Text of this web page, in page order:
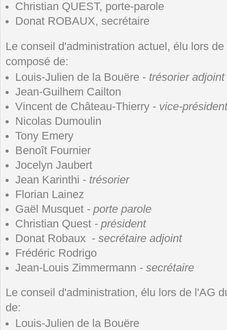
Christian QUEST, porte-parole
Donat ROBAUX, secrétaire
Le conseil d'administration actuel, élu lors
composé de:
Louis-Julien de la Bouëre - trésorier adjoint
Jean-Guilhem Cailton
Vincent de Château-Thierry - vice-
Nicolas Dumoulin
Tony Emery
Benoît Fournier
Jocelyn Jaubert
Jean Karinthi - trésorier
Florian Lainez
Gaël Musquet - porte parole
Christian Quest - président
Donat Robaux -secrétaire adjoint
Frédéric Rodrigo
Jean-Louis Zimmermann - secrétaire
Le conseil d'administration, élu lors de l'AG
de:
Louis-Julien de la Bouëre